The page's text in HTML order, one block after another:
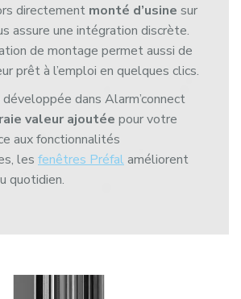
directement monté d’usine sur
assure une intégration discrète.
de montage permet aussi de
prêt à l’emploi en quelques clics.
dans Alarm’connect
valeur ajoutée pour votre
aux fonctionnalités
les fenêtres Préfal améliorent
quotidien.